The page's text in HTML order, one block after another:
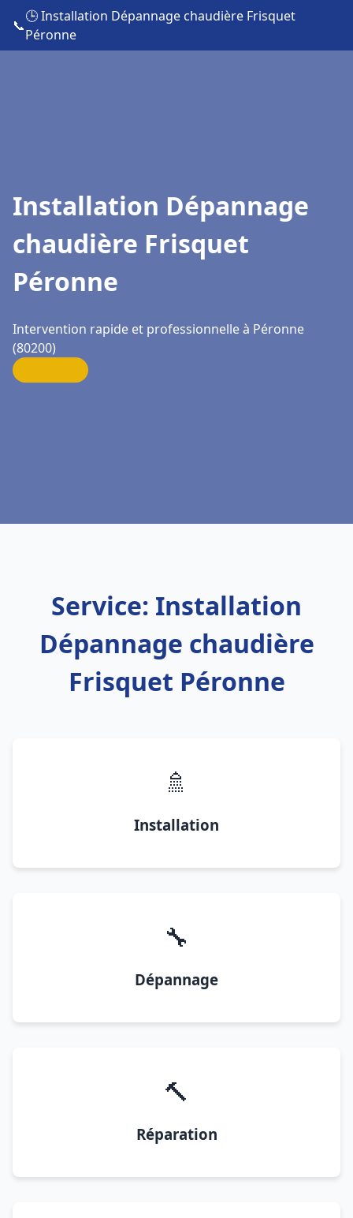
📞
🕒 Installation Dépannage chaudière Frisquet
Péronne
Installation Dépannage
chaudière Frisquet
Péronne
Intervention rapide et professionnelle à Péronne
(80200)
Service: Installation
Dépannage chaudière
Frisquet Péronne
🚿
Installation
🔧
Dépannage
🔨
Réparation